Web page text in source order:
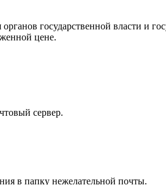
государственной власти и
цене.
сервер.
в папку нежелательной почты.